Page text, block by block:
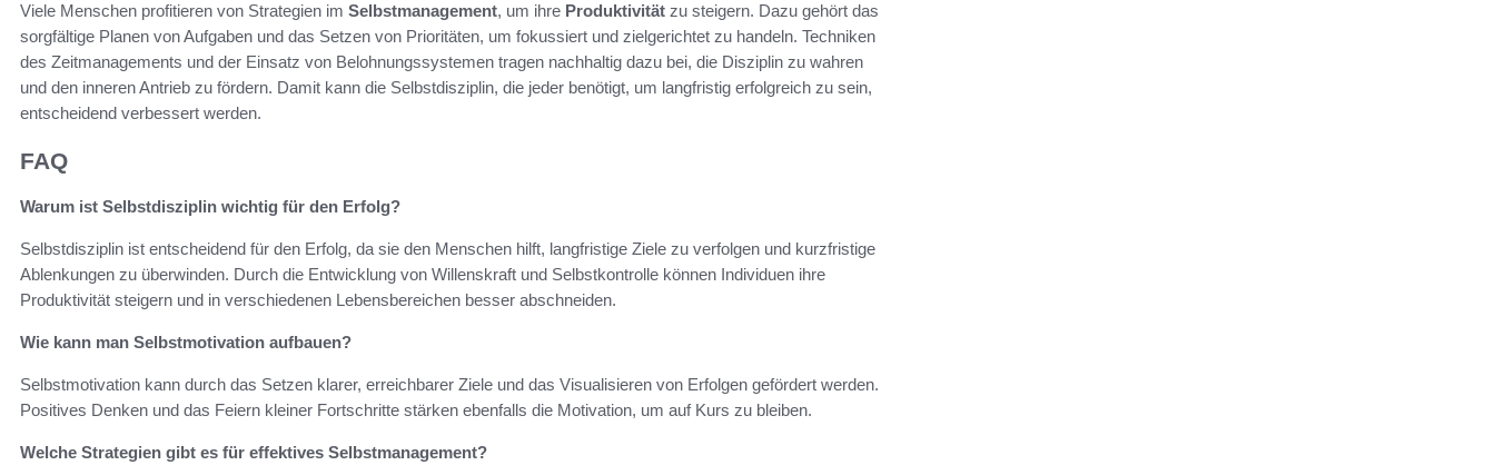
Viele Menschen profitieren von Strategien im Selbstmanagement, um ihre Produktivität zu steigern. Dazu gehört das
sorgfältige Planen von Aufgaben und das Setzen von Prioritäten, um fokussiert und zielgerichtet zu handeln. Techniken
des Zeitmanagements und der Einsatz von Belohnungssystemen tragen nachhaltig dazu bei, die Disziplin zu wahren
und den inneren Antrieb zu fördern. Damit kann die Selbstdisziplin, die jeder benötigt, um langfristig erfolgreich zu sein,
entscheidend verbessert werden.
FAQ
Warum ist Selbstdisziplin wichtig für den Erfolg?
Selbstdisziplin ist entscheidend für den Erfolg, da sie den Menschen hilft, langfristige Ziele zu verfolgen und kurzfristige
Ablenkungen zu überwinden. Durch die Entwicklung von Willenskraft und Selbstkontrolle können Individuen ihre
Produktivität steigern und in verschiedenen Lebensbereichen besser abschneiden.
Wie kann man Selbstmotivation aufbauen?
Selbstmotivation kann durch das Setzen klarer, erreichbarer Ziele und das Visualisieren von Erfolgen gefördert werden.
Positives Denken und das Feiern kleiner Fortschritte stärken ebenfalls die Motivation, um auf Kurs zu bleiben.
Welche Strategien gibt es für effektives Selbstmanagement?